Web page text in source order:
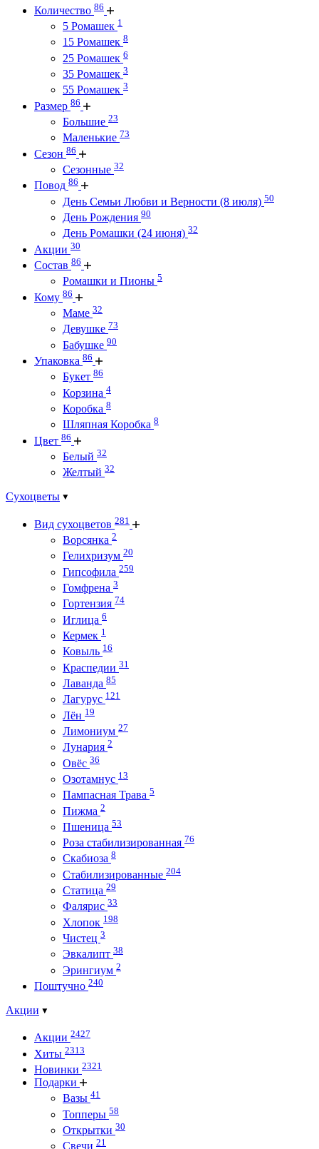
Количество 86
5 Ромашек 1
15 Ромашек 8
25 Ромашек 6
35 Ромашек 3
55 Ромашек 3
Размер 86
Большие 23
Маленькие 73
Сезон 86
Сезонные 32
Повод 86
День Семьи Любви и Верности (8 июля) 50
День Рождения 90
День Ромашки (24 июня) 32
Акции 30
Состав 86
Ромашки и Пионы 5
Кому 86
Маме 32
Девушке 73
Бабушке 90
Упаковка 86
Букет 86
Корзина 4
Коробка 8
Шляпная Коробка 8
Цвет 86
Белый 32
Желтый 32
Сухоцветы
Вид сухоцветов 281
Ворсянка 2
Гелихризум 20
Гипсофила 259
Гомфрена 3
Гортензия 74
Иглица 6
Кермек 1
Ковыль 16
Краспедии 31
Лаванда 85
Лагурус 121
Лён 19
Лимониум 27
Лунария 2
Овёс 36
Озотамнус 13
Пампасная Трава 5
Пижма 2
Пшеница 53
Роза стабилизированная 76
Скабиоза 8
Стабилизированные 204
Статица 29
Фалярис 33
Хлопок 198
Чистец 3
Эвкалипт 38
Эрингиум 2
Поштучно 240
Акции
Акции 2427
Хиты 2313
Новинки 2321
Подарки
Вазы 41
Топперы 58
Открытки 30
Свечи 21